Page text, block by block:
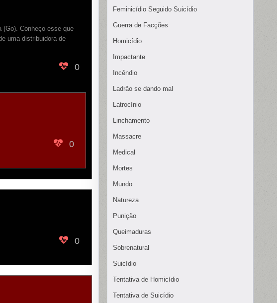
(Go). Conheço esse que
uma distribuidora de
0
0
0
Feminicídio Seguido Suicídio
Guerra de Facções
Homicídio
Impactante
Incêndio
Ladrão se dando mal
Latrocínio
Linchamento
Massacre
Medical
Mortes
Mundo
Natureza
Punição
Queimaduras
Sobrenatural
Suicídio
Tentativa de Homicídio
Tentativa de Suicídio